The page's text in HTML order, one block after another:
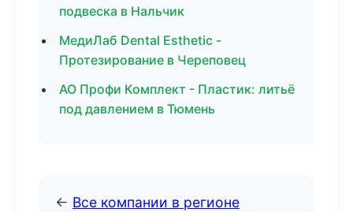
подвеска в Нальчик
МедиЛаб Dental Esthetic -
Протезирование в Череповец
АО Профи Комплект - Пластик: литьё
под давлением в Тюмень
← Все компании в регионе